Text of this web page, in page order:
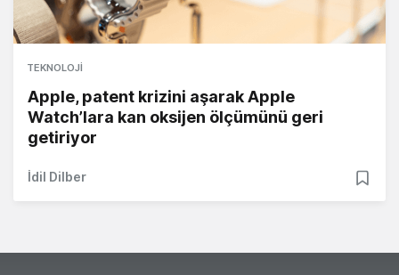
TEKNOLOJI
Apple, patent krizini aşarak Apple
Watch’lara kan oksijen ölçümünü geri
getiriyor
İdil Dilber